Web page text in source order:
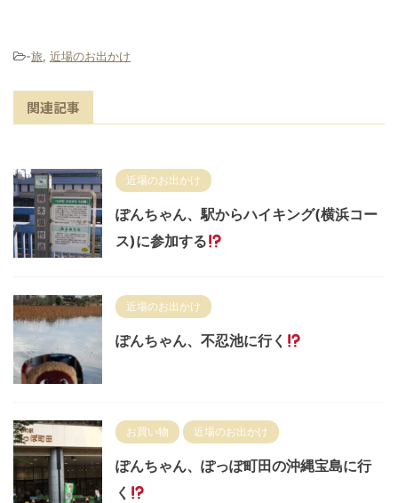
-旅, 近場のお出かけ
関連記事
近場のお出かけ
ぽんちゃん、駅からハイキング(横浜コー
ス)に参加する
近場のお出かけ
ぽんちゃん、不忍池に行く
お買い物 近場のお出かけ
ぽんちゃん、ぽっぽ町田の沖縄宝島に行
く